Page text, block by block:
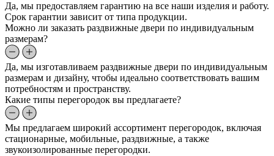
Да, мы предоставляем гарантию на все наши изделия и работу.
Срок гарантии зависит от типа продукции.
Можно ли заказать раздвижные двери по индивидуальным
размерам?
Да, мы изготавливаем раздвижные двери по индивидуальным
размерам и дизайну, чтобы идеально соответствовать вашим
потребностям и пространству.
Какие типы перегородок вы предлагаете?
Мы предлагаем широкий ассортимент перегородок, включая
стационарные, мобильные, раздвижные, а также
звукоизолированные перегородки.